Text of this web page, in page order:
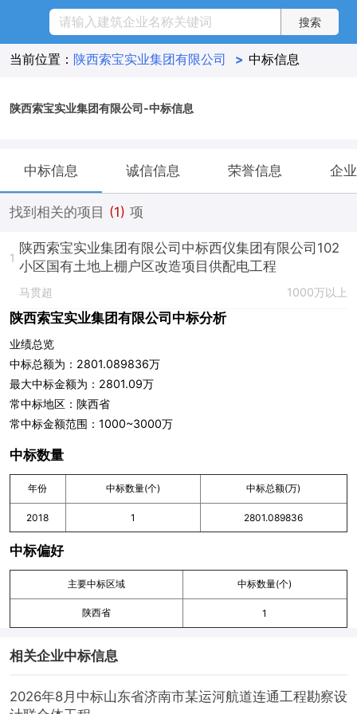
当前位置： 陕西索宝实业集团有限公司 > 中标信息
陕西索宝实业集团有限公司-中标信息
中标信息 诚信信息 荣誉信息 企
找到相关的项目 (1) 项
1
陕西索宝实业集团有限公司中标西仪集团有限公司102
小区国有土地上棚户区改造项目供配电工程
马贯超 1000万以上
陕西索宝实业集团有限公司中标分析
业绩总览
中标总额为：2801.089836万
最大中标金额为：2801.09万
常中标地区：陕西省
常中标金额范围：1000~3000万
中标数量
年份 中标数量(个) 中标总额(万)
2018 1 2801.089836
中标偏好
主要中标区域 中标数量(个)
陕西省 1
相关企业中标信息
2026年8月中标山东省济南市某运河航道连通工程勘察设